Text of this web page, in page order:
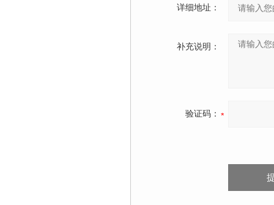
详细地址：
补充说明：
验证码：